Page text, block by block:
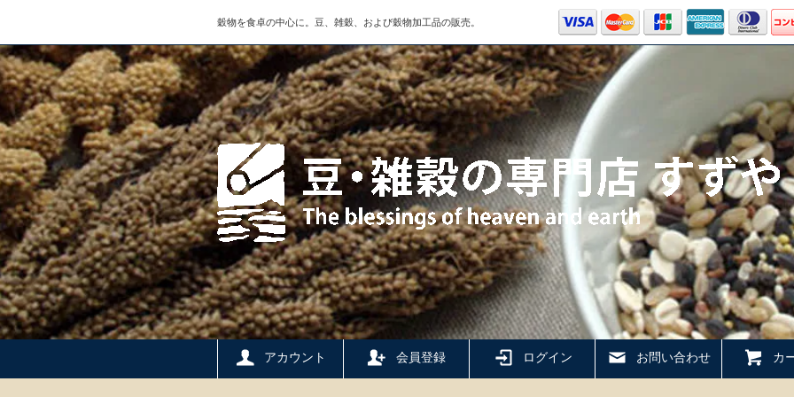
穀物を食卓の中心に。豆、雑穀、および穀物加工品の販売。
アカウント 会員登録 ログイン お問い合わせ カ